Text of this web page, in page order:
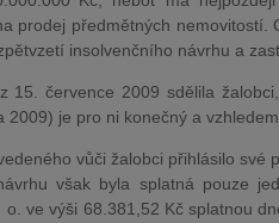
prodej předmětných nemovitostí.
insolvenčního návrhu a
15. července 2009 sdělila
2009) je pro ni konečný a
vůči žalobci přihlásilo své
však byla splatná pouze
ve výši 68.381,52 Kč splatnou